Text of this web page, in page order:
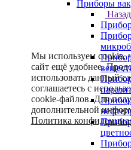
Приборы
Назад
Мы используем cookie,
сайт ещё удобнее.
использовать данный
соглашаетесь с
cookie-файлов. Для
дополнительной
Политика